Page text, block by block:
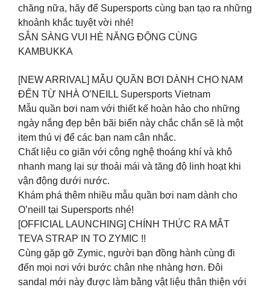
chăng nữa, hãy để Supersports cùng bạn tạo ra những
khoảnh khắc tuyệt vời nhé!
SẴN SÀNG VUI HÈ NĂNG ĐỘNG CÙNG
KAMBUKKA
[NEW ARRIVAL] MẪU QUẦN BƠI DÀNH CHO NAM
ĐẾN TỪ NHÀ O’NEILL Supersports Vietnam
Mẫu quần bơi nam với thiết kế hoàn hảo cho những
ngày nắng đẹp bên bãi biển này chắc chắn sẽ là một
item thú vị để các bạn nam cân nhắc.
Chất liệu co giãn với công nghệ thoáng khí và khô
nhanh mang lại sự thoải mái và tăng độ linh hoạt khi
vận động dưới nước.
Khám phá thêm nhiều mẫu quần bơi nam dành cho
O’neill tại Supersports nhé!
[OFFICIAL LAUNCHING] CHÍNH THỨC RA MẮT
TEVA STRAP IN TO ZYMIC !!
Cùng gặp gỡ Zymic, người bạn đồng hành cùng đi
đến mọi nơi với bước chân nhẹ nhàng hơn. Đôi
sandal mới này được làm bằng vật liệu thân thiện với